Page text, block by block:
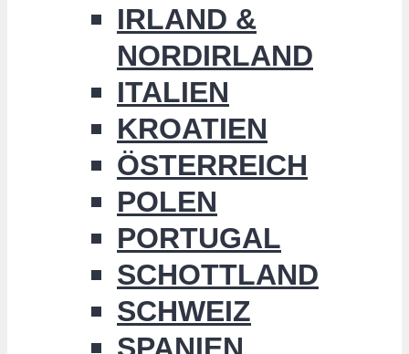
IRLAND &
NORDIRLAND
ITALIEN
KROATIEN
ÖSTERREICH
POLEN
PORTUGAL
SCHOTTLAND
SCHWEIZ
SPANIEN